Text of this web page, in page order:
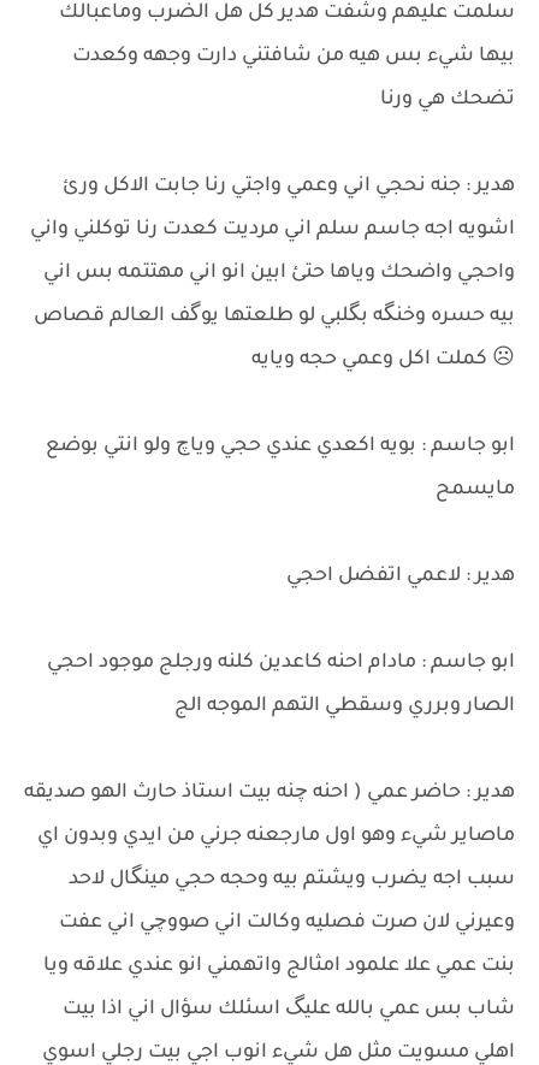
سلمت عليهم وشفت هدير كل هل الضرب وماعبالك
بيها شيء بس هيه من شافتني دارت وجهه وكعدت
تضحك هي ورنا
هدير : جنه نحجي اني وعمي واجتي رنا جابت الاكل ورئ
اشويه اجه جاسم سلم اني مرديت كعدت رنا توكلني واني
واحجي واضحك وياها حتئ ابين انو اني مهتتمه بس اني
بيه حسره وخنگه بگلبي لو طلعتها يوگف العالم قصاص
☹ كملت اكل وعمي حجه ويايه
ابو جاسم : بويه اكعدي عندي حجي وياچ ولو انتي بوضع
مايسمح
هدير : لاعمي اتفضل احجي
ابو جاسم : مادام احنه كاعدين كلنه ورجلج موجود احجي
الصار وبرري وسقطي التهم الموجه الج
هدير : حاضر عمي ( احنه چنه بيت استاذ حارث الهو صديقه
ماصاير شيء وهو اول مارجعنه جرني من ايدي وبدون اي
سبب اجه يضرب ويشتم بيه وحجه حجي مينگال لاحد
وعيرني لان صرت فصليه وكالت اني صووچي اني عفت
بنت عمي علا علمود امثالج واتهمني انو عندي علاقه ويا
شاب بس عمي بالله عليگ اسئلك سؤال اني اذا بيت
اهلي مسويت مثل هل شيء انوب اجي بيت رجلي اسوي